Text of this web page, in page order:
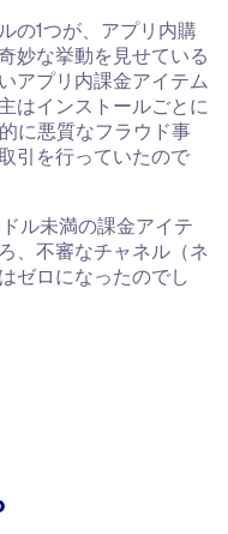
の1つが、アプリ内購
妙な挙動を見せている
アプリ内課金アイテム
はインストールごとに
に悪質なフラウド事
引を行っていたので
ル未満の課金アイテ
、不審なチャネル（ネ
ゼロになったのでし